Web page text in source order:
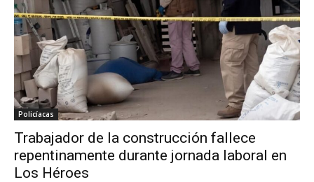
Policíacas
Trabajador de la construcción fallece
repentinamente durante jornada laboral en
Los Héroes